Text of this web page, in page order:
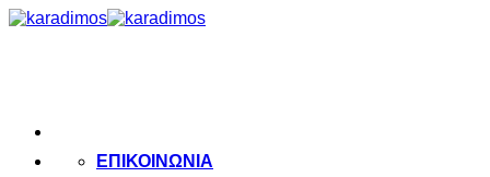
Μετάβαση
ΕΠΙΚΟΙΝΩΝΙΑ